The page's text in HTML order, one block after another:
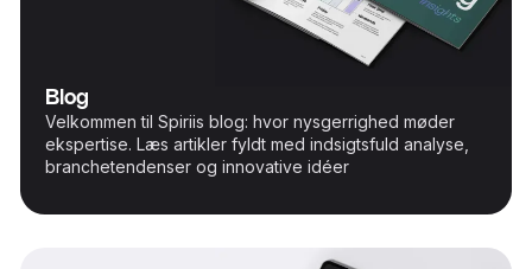
Blog
Velkommen til Spiriis blog: hvor nysgerrighed møder
ekspertise. Læs artikler fyldt med indsigtsfuld analyse,
branchetendenser og innovative idéer